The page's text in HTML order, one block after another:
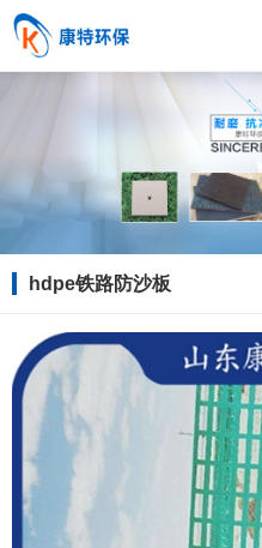
hdpe铁路防沙板